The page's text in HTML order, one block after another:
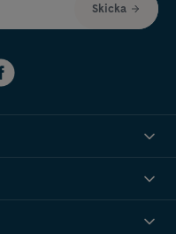
Skicka